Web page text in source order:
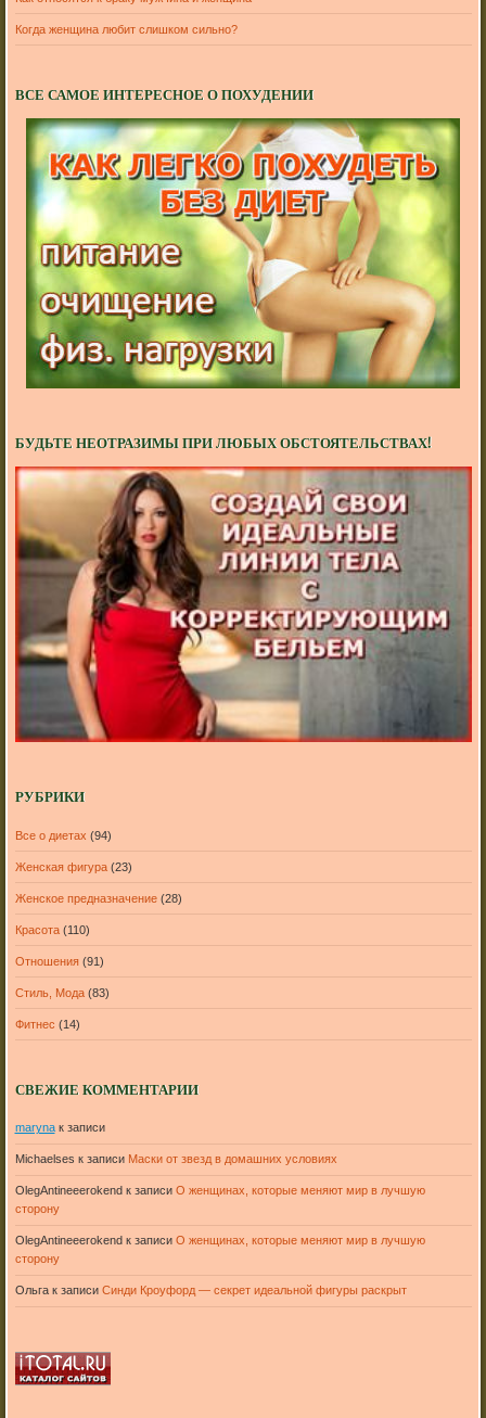
Когда женщина любит слишком сильно?
ВСЕ САМОЕ ИНТЕРЕСНОЕ О ПОХУДЕНИИ
БУДЬТЕ НЕОТРАЗИМЫ ПРИ ЛЮБЫХ ОБСТОЯТЕЛЬСТВАХ!
РУБРИКИ
Все о диетах (94)
Женская фигура(23)
Женское предназначение(28)
Красота(110)
Отношения(91)
Стиль, Мода(83)
Фитнес (14)
СВЕЖИЕ КОММЕНТАРИИ
marynaк записи
Michaelses к записи Маски от звезд в домашних условиях
OlegAntineeerokend к записи О женщинах, которые меняют мир в лучшую
сторону
OlegAntineeerokend к записи О женщинах, которые меняют мир в лучшую
сторону
Ольгак записи Синди Кроуфорд — секрет идеальной фигуры раскрыт